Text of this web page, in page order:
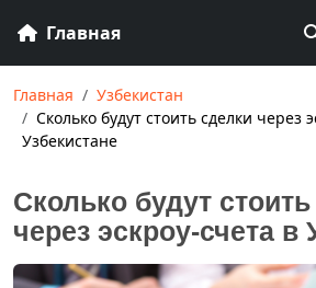
Главная
Главная
Узбекистан
Сколько будут стоить сделки через
Узбекистане
Сколько будут
через эскроу-счета в